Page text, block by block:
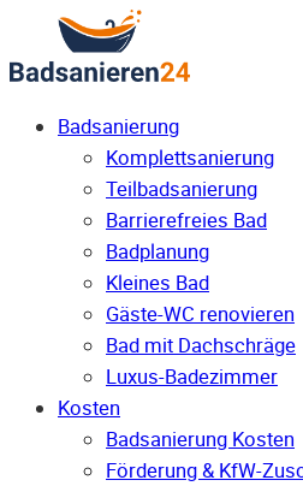
Badsanierung
Komplettsanierung
Teilbadsanierung
Barrierefreies Bad
Badplanung
Kleines Bad
Gäste-WC renovieren
Bad mit Dachschräge
Luxus-Badezimmer
Kosten
Badsanierung Kosten
Förderung & KfW-